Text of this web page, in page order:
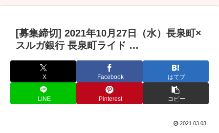
[募集締切] 2021年10月27日（水）長泉町×
スルガ銀行 長泉町ライド …
X Facebook はてブ
LINE Pinterest コピー
2021.03.03